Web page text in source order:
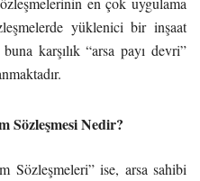
yüklenici bir inşaat
karşılık “arsa payı devri”
Sözleşmesi Nedir?
Sözleşmeleri” ise, arsa sahibi